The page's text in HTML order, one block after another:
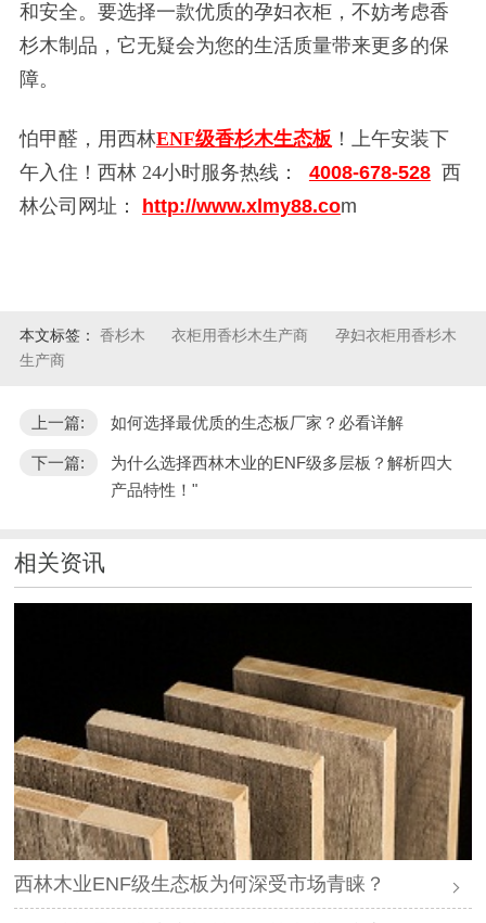
和安全。要选择一款优质的孕妇衣柜，不妨考虑香
杉木制品，它无疑会为您的生活质量带来更多的保
障。
怕甲醛，用西林ENF级香杉木生态板 ！上午安装下
午入住！ 西林 24小时服务热线： 4008-678-528西
林公司网址： http://www.xlmy88.com
本文标签： 香杉木 衣柜用香杉木生产商
孕妇衣柜用香杉木
生产商
上一篇: 如何选择最优质的生态板厂家？必看详解
下一篇:
为什么选择西林木业的ENF级多层板？解析四大
产品特性！"
相关资讯
西林木业ENF级生态板为何深受市场青睐？